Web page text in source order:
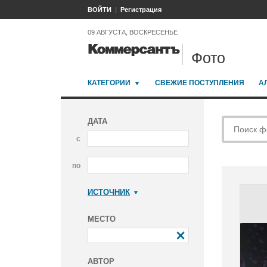
ВОЙТИ Регистрация
09 АВГУСТА, ВОСКРЕСЕНЬЕ
Фото
КАТЕГОРИИ СВЕЖИЕ ПОСТУПЛЕНИЯ
ДАТА
с
по
ИСТОЧНИК
МЕСТО
АВТОР